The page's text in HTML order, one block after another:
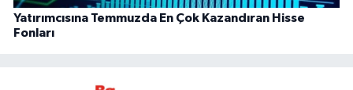
Yatırımcısına Temmuzda En Çok Kazandıran Hisse
Fonları